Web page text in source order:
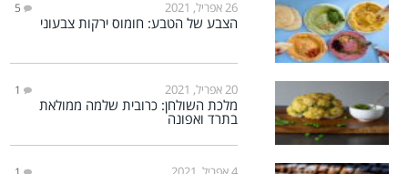
26 אפריל, 2021 5
הצבע של הטבע: חומוס ירקות צבעוני
20 אפריל, 2021 1
מלכת השולחן: כרובית שלמה ממולאת
בתרד ואפונה